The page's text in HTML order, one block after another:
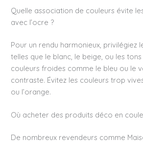
Quelle association de couleurs évite
avec l’ocre ?
Pour un rendu harmonieux, privilégiez
telles que le blanc, le beige, ou les
couleurs froides comme le bleu ou le
contraste. Évitez les couleurs trop
ou l’orange.
Où acheter des produits déco en
De nombreux revendeurs comme